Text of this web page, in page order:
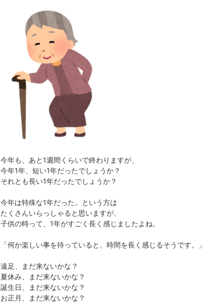
今年も、あと1週間くらいで終わりますが、
今年1年、短い1年だったでしょうか？
それとも長い1年だったでしょうか？
今年は特殊な1年だった。という方は
たくさんいらっしゃると思いますが、
子供の時って、1年がすごく長く感じましたよね。
「何か楽しい事を待っていると、時間を長く感じるそうです。」
遠足、まだ来ないかな？
夏休み、まだ来ないかな？
誕生日、まだ来ないかな？
お正月、まだ来ないかな？